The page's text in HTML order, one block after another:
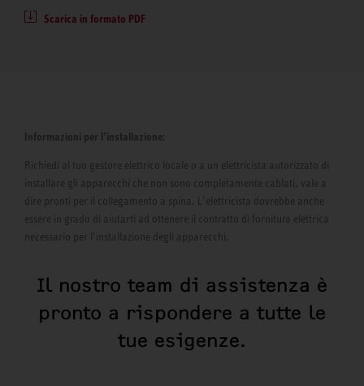
Scarica in formato PDF
Informazioni per l’installazione:
Richiedi al tuo gestore elettrico locale o a un elettricista autorizzato di
installare gli apparecchi che non sono completamente cablati, vale a
dire pronti per il collegamento a spina. L’elettricista dovrebbe anche
essere in grado di aiutarti ad ottenere il contratto di fornitura elettrica
necessario per l’installazione degli apparecchi.
Il nostro team di assistenza è
pronto a rispondere a tutte le
tue esigenze.